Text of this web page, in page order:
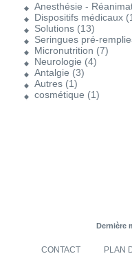
Anesthésie -
Dispositifs médicaux
Solutions (13)
Seringues pré-
Micronutrition (7)
Neurologie (4)
Antalgie (3)
Autres (1)
cosmétique (1)
Dernière
CONTACT PLAN